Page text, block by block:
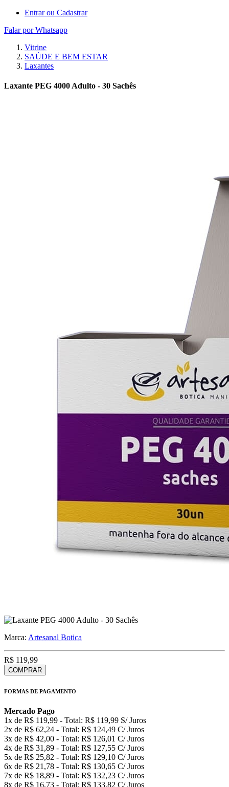
Entrar ou Cadastrar
Falar por Whatsapp
Vitrine
SAÚDE E BEM ESTAR
Laxantes
Laxante PEG 4000 Adulto - 30 Sachês
Marca: Artesanal Botica
R$ 119,99
COMPRAR
FORMAS DE PAGAMENTO
Mercado Pago
1x de R$ 119,99 - Total: R$ 119,99 S/ Juros
2x de R$ 62,24 - Total: R$ 124,49 C/ Juros
3x de R$ 42,00 - Total: R$ 126,01 C/ Juros
4x de R$ 31,89 - Total: R$ 127,55 C/ Juros
5x de R$ 25,82 - Total: R$ 129,10 C/ Juros
6x de R$ 21,78 - Total: R$ 130,65 C/ Juros
7x de R$ 18,89 - Total: R$ 132,23 C/ Juros
8x de R$ 16,73 - Total: R$ 133,82 C/ Juros